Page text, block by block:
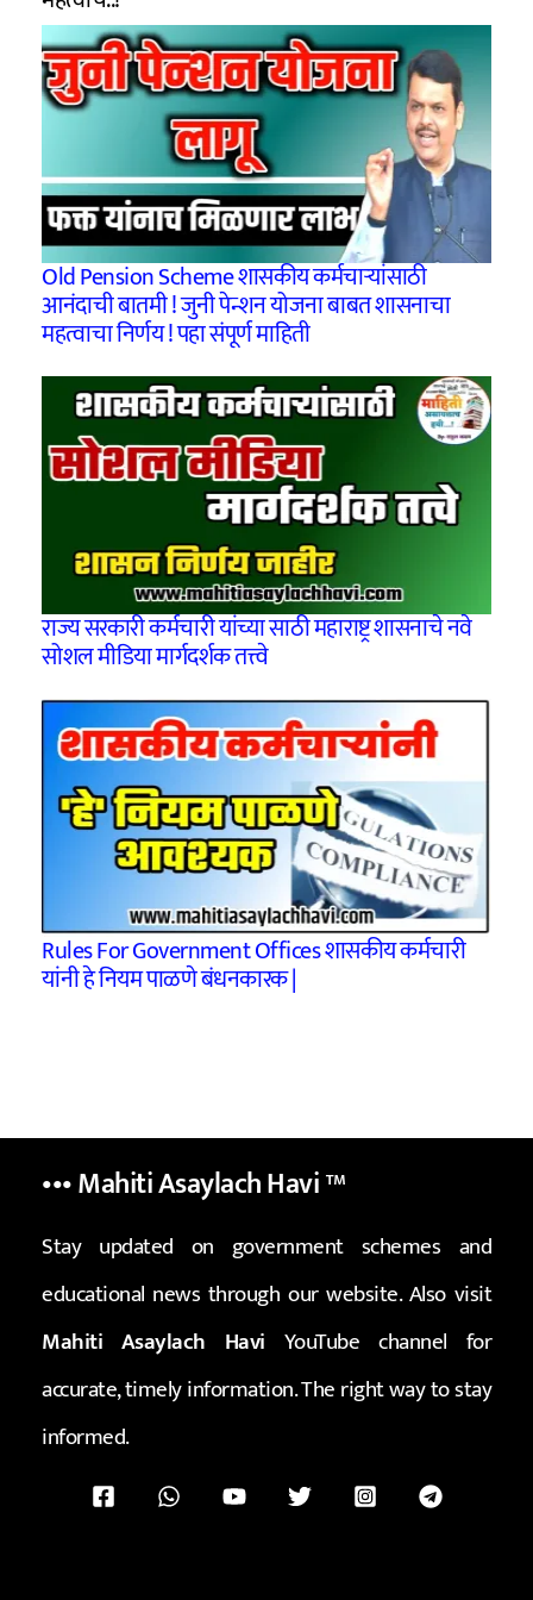
Old Pension Scheme शासकीय कर्मचाऱ्यांसाठी
आनंदाची बातमी ! जुनी पेन्शन योजना बाबत शासनाचा
महत्वाचा निर्णय ! पहा संपूर्ण माहिती
राज्य सरकारी कर्मचारी यांच्या साठी महाराष्ट्र शासनाचे नवे
सोशल मीडिया मार्गदर्शक तत्त्वे
Rules For Government Offices शासकीय कर्मचारी
यांनी हे नियम पाळणे बंधनकारक |
••• Mahiti Asaylach Havi™
Stay updated on government schemes and
educational news through our website. Also visit
Mahiti Asaylach Havi YouTube channel for
accurate, timely information. The right way to stay
informed.